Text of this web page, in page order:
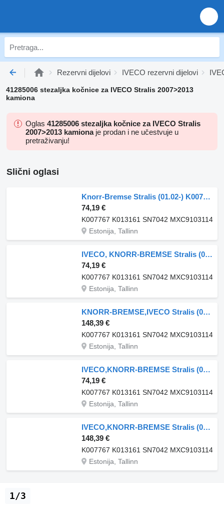
Rezervni dijelovi IVECO rezervni dijelovi
41285006 stezaljka kočnice za IVECO Stralis 2007>2013
kamiona
Oglas 41285006 stezaljka kočnice za IVECO Stralis
2007>2013 kamionaje prodan i ne učestvuje u
pretraživanju!
Slični oglasi
Knorr-Bremse Stralis (01.02-) K007767 stezaljka kočnice za IVECO Stralis, Trakker (2002-) tegljača
74,19 €
K007767 K013161 SN7042 MXC9103114
Estonija, Tallinn
IVECO, KNORR-BREMSE Stralis (01.02-) K007767 stezaljka kočnice za IVECO Stralis (01.02-) tegljača
74,19 €
K007767 K013161 SN7042 MXC9103114
Estonija, Tallinn
KNORR-BREMSE,IVECO Stralis (01.02-) K007767 stezaljka kočnice za IVECO Stralis, Trakker (2002-) tegljača
148,39 €
K007767 K013161 SN7042 MXC9103114
Estonija, Tallinn
IVECO,KNORR-BREMSE Stralis (01.02-) K007767 stezaljka kočnice za IVECO Stralis, Trakker (2002-) tegljača
74,19 €
K007767 K013161 SN7042 MXC9103114
Estonija, Tallinn
IVECO,KNORR-BREMSE Stralis (01.02-) K007767 stezaljka kočnice za IVECO Stralis, Trakker (2002-) tegljača
148,39 €
K007767 K013161 SN7042 MXC9103114
Estonija, Tallinn
1/3